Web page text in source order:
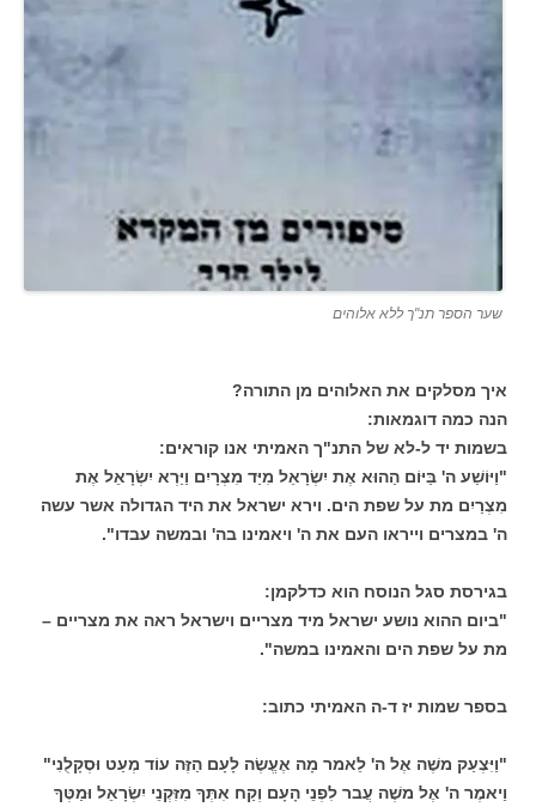
שער הספר תנ"ך ללא אלוהים
איך מסלקים את האלוהים מן התורה?
הנה כמה דוגמאות:
בשמות יד ל-לא של התנ"ך האמיתי אנו קוראים:
"וַיּוֹשַׁע ה' בַּיּוֹם הַהוּא אֶת יִשְׂרָאֵל מִיַּד מִצְרָיִם וַיַּרְא יִשְׂרָאֵל אֶת
מִצְרַיִם מת על שפת הים. וירא ישראל את היד הגדולה אשר עשה
ה' במצרים וייראו העם את ה' ויאמינו בה' ובמשה עבדו".
בגירסת סגל הנוסח הוא כדלקמן:
"ביום ההוא נושע ישראל מיד מצריים וישראל ראה את מצריים –
מת על שפת הים והאמינו במשה".
בספר שמות יז ד-ה האמיתי כתוב:
"וַיִּצְעַק משֶׁה אֶל ה' לֵאמר מָה אֶעֱשֶׂה לָעָם הַזֶּה עוֹד מְעַט וּסְקָלֻנִי"
וַיאמֶר ה' אֶל משֶׁה עֲבר לִפְנֵי הָעָם וְקַח אִתְּךָ מִזִּקְנֵי יִשְׂרָאֵל וּמַטְּךָ